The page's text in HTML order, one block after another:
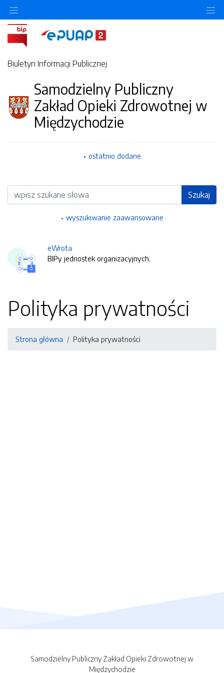
Biuletyn Informacji Publicznej
Samodzielny Publiczny
Zakład Opieki Zdrowotnej w
Międzychodzie
ostatnio dodane
Wyszukiwarka Szukaj
wyszukiwanie zaawansowane
eWrota
BIPy jednostek organizacyjnych.
Polityka prywatności
Strona główna Polityka prywatności
Samodzielny Publiczny Zakład Opieki Zdrowotnej w
Międzychodzie